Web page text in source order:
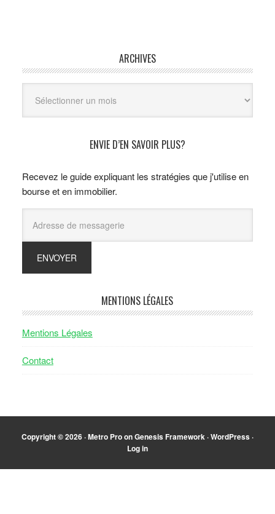
ARCHIVES
ENVIE D’EN SAVOIR PLUS?
Recevez le guide expliquant les stratégies que j'utilise en
bourse et en immobilier.
MENTIONS LÉGALES
Mentions Légales
Contact
Copyright © 2026 ·Metro ProonGenesis Framework ·WordPress ·
Log in